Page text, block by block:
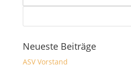
Neueste Beiträge
ASV Vorstand